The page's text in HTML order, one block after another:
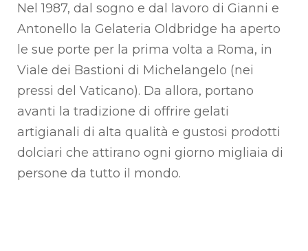
Nel 1987, dal sogno e dal lavoro di Gianni e
Antonello la Gelateria Oldbridge ha aperto
le sue porte per la prima volta a Roma, in
Viale dei Bastioni di Michelangelo (nei
pressi del Vaticano). Da allora, portano
avanti la tradizione di offrire gelati
artigianali di alta qualità e gustosi prodotti
dolciari che attirano ogni giorno migliaia di
persone da tutto il mondo.